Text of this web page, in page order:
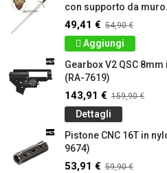
con supporto da
49,41 € 54,90 €
Aggiungi
Gearbox V2 QSC
(RA-7619)
143,91 € 159,90 €
Dettagli
Pistone CNC 16T in
9674)
53,91 € 59,90 €